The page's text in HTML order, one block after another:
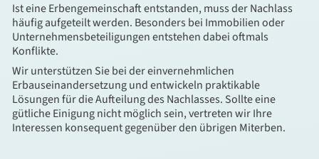
Ist eine Erbengemeinschaft entstanden, muss der Nachlass
häufig aufgeteilt werden. Besonders bei Immobilien oder
Unternehmensbeteiligungen entstehen dabei oftmals
Konflikte.
Wir unterstützen Sie bei der einvernehmlichen
Erbauseinandersetzung und entwickeln praktikable
Lösungen für die Aufteilung des Nachlasses. Sollte eine
gütliche Einigung nicht möglich sein, vertreten wir Ihre
Interessen konsequent gegenüber den übrigen Miterben.